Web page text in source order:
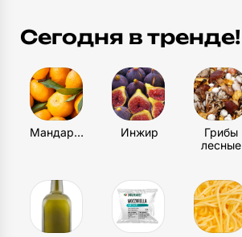
Сегодня в тренде!
Мандарин Инжир
Грибы
лесные